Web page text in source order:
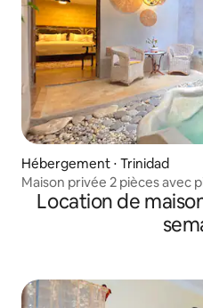
Hébergement ⋅ Trinidad
Maison privée 2 pièces avec
Location de